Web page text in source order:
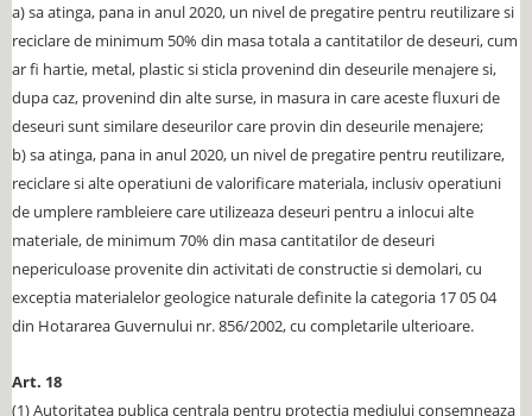
a) sa atinga, pana in anul 2020, un nivel de pregatire pentru reutilizare si
reciclare de minimum 50% din masa totala a cantitatilor de deseuri, cum
ar fi hartie, metal, plastic si sticla provenind din deseurile menajere si,
dupa caz, provenind din alte surse, in masura in care aceste fluxuri de
deseuri sunt similare deseurilor care provin din deseurile menajere;
b) sa atinga, pana in anul 2020, un nivel de pregatire pentru reutilizare,
reciclare si alte operatiuni de valorificare materiala, inclusiv operatiuni
de umplere rambleiere care utilizeaza deseuri pentru a inlocui alte
materiale, de minimum 70% din masa cantitatilor de deseuri
nepericuloase provenite din activitati de constructie si demolari, cu
exceptia materialelor geologice naturale definite la categoria 17 05 04
din Hotararea Guvernului nr. 856/2002, cu completarile ulterioare.
Art. 18
(1) Autoritatea publica centrala pentru protectia mediului consemneaza